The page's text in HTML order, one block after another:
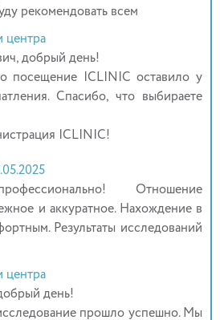
рекомендовать всем
центра
добрый день!
посещение ICLINIC оставило у
Спасибо, что выбираете
ICLINIC!
Отношение
и аккуратное. Нахождение в
Результаты исследований
центра
день!
прошло успешно. Мы